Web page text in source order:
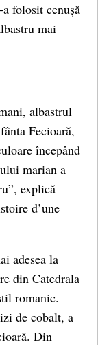
folosit cenușă
mai
albastrul
Fecioară,
începând
marian a
explică
d’une
adesea la
din Catedrala
romanic.
de cobalt, a
Din